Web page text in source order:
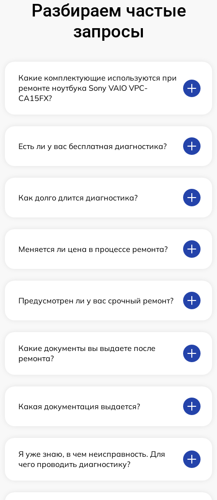
Разбираем частые
запросы
Какие комплектующие используются при
ремонте ноутбука Sony VAIO VPC-
CA15FX?
Есть ли у вас бесплатная диагностика?
Как долго длится диагностика?
Меняется ли цена в процессе ремонта?
Предусмотрен ли у вас срочный ремонт?
Какие документы вы выдаете после
ремонта?
Какая документация выдается?
Я уже знаю, в чем неисправность. Для
чего проводить диагностику?